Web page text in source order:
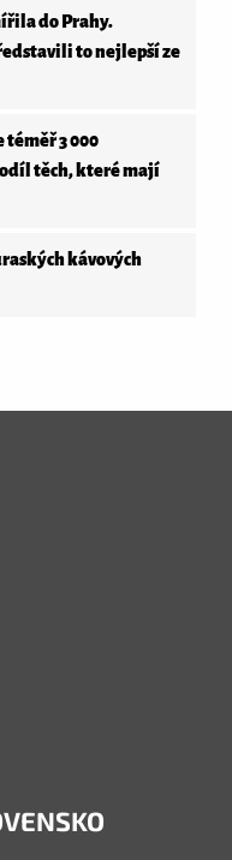
do Prahy.
to nejlepší ze
téměř 3 000
těch, které mají
kávových